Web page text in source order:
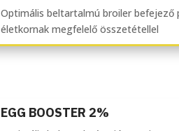
Optimális beltartalmú broiler befejező
életkornak megfelelő összetétellel
EGG BOOSTER 2%